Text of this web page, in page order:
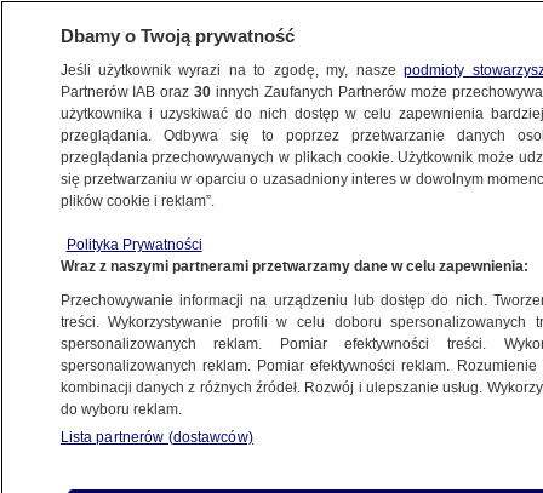
BIZNES
NAJNOWSZE
prezesów
24.07.2008, 10:49Aktualizacja:24.07.2008, 11:02
Udostępnij
Dbamy o Twoją prywatność
Jeśli użytkownik wyrazi na to zgodę, my, naszepodmioty
Partnerów IAB oraz30 innych Zaufanych Partnerów może
użytkownika i uzyskiwać do nich dostęp w celu zapewnienia
przeglądania. Odbywa się to poprzez przetwarzanie danych
przeglądania przechowywanych w plikach cookie. Użytkownik może
się przetwarzaniu w oparciu o uzasadniony interes w dowolnym
plików cookie i reklam”.
Polityka Prywatności
Wraz z naszymi partnerami przetwarzamy dane w celu zapewnienia:
Przechowywanie informacji na urządzeniu lub dostęp do nich.
treści. Wykorzystywanie profili w celu doboru spersonalizowanych
spersonalizowanych reklam. Pomiar efektywności treści.
spersonalizowanych reklam. Pomiar efektywności reklam.
kombinacji danych z różnych źródeł. Rozwój i ulepszanie usług.
do wyboru reklam.
Lista partnerów (dostawców)